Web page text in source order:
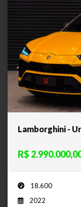
Lamborghini -
R$
18.600
2022